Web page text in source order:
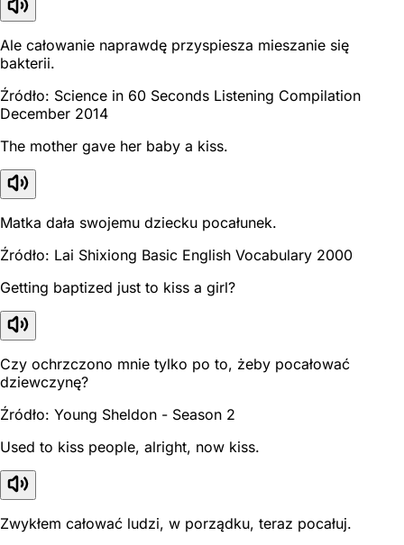
Ale całowanie naprawdę przyspiesza mieszanie się
bakterii.
Źródło: Science in 60 Seconds Listening Compilation
December 2014
The mother gave her baby a kiss.
Matka dała swojemu dziecku pocałunek.
Źródło: Lai Shixiong Basic English Vocabulary 2000
Getting baptized just to kiss a girl?
Czy ochrzczono mnie tylko po to, żeby pocałować
dziewczynę?
Źródło: Young Sheldon - Season 2
Used to kiss people, alright, now kiss.
Zwykłem całować ludzi, w porządku, teraz pocałuj.